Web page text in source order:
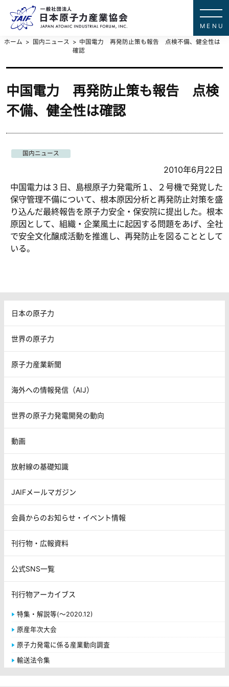
ホーム 国内ニュース
中国電力 再発防止策も報告 点検不備、健全性は
確認
中国電力 再発防止策も報告 点検
不備、健全性は確認
国内ニュース
2010年6月22日
中国電力は３日、島根原子力発電所１、２号機で発覚した
保守管理不備について、根本原因分析と再発防止対策を盛
り込んだ最終報告を原子力安全・保安院に提出した。根本
原因として、組織・企業風土に起因する問題をあげ、全社
で安全文化醸成活動を推進し、再発防止を図ることとして
いる。
日本の原子力
世界の原子力
原子力産業新聞
海外への情報発信（AIJ）
世界の原子力発電開発の動向
動画
放射線の基礎知識
JAIFメールマガジン
会員からのお知らせ・イベント情報
刊行物・広報資料
公式SNS一覧
刊行物アーカイブス
特集・解説等(～2020.12)
原産年次大会
原子力発電に係る産業動向調査
輸送法令集